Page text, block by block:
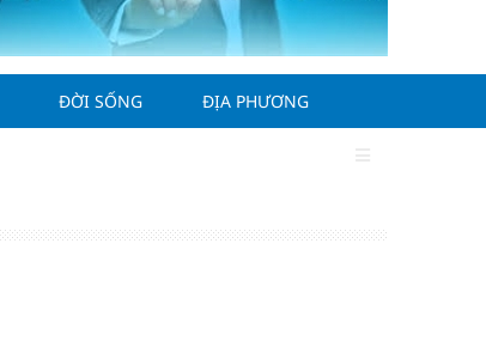
ĐỜI SỐNG ĐỊA PHƯƠNG